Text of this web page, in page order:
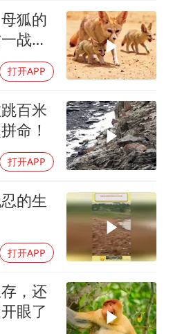
大部迎大暴雨
构建更高水平的全民健身公共服务体系
狐的
战，
打开APP
百米
命！
打开APP
的生
打开APP
，还
眼了